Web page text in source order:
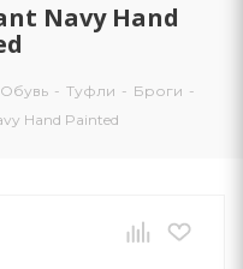
Navy Hand
Обувь - Туфли - Броги -
Hand Painted